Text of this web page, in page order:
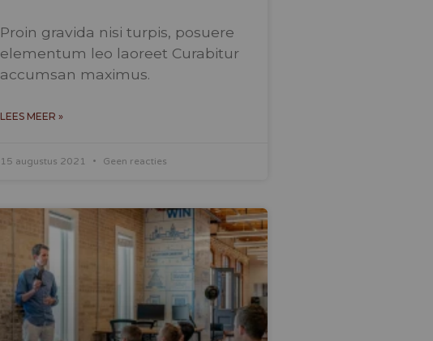
Proin gravida nisi turpis, posuere
elementum leo laoreet Curabitur
accumsan maximus.
LEES MEER »
15 augustus 2021 Geen reacties